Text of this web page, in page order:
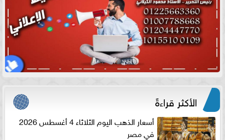
الأكثر قراءةً
أسعار الذهب اليوم الثلاثاء 4 أغسطس 2026
في مصر